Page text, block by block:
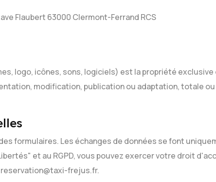
Flaubert 63000 Clermont-Ferrand RCS
logo, icônes, sons, logiciels) est la propriété
modification, publication ou adaptation, totale
formulaires. Les échanges de données se font
et au RGPD, vous pouvez exercer votre droit
frejus.fr.